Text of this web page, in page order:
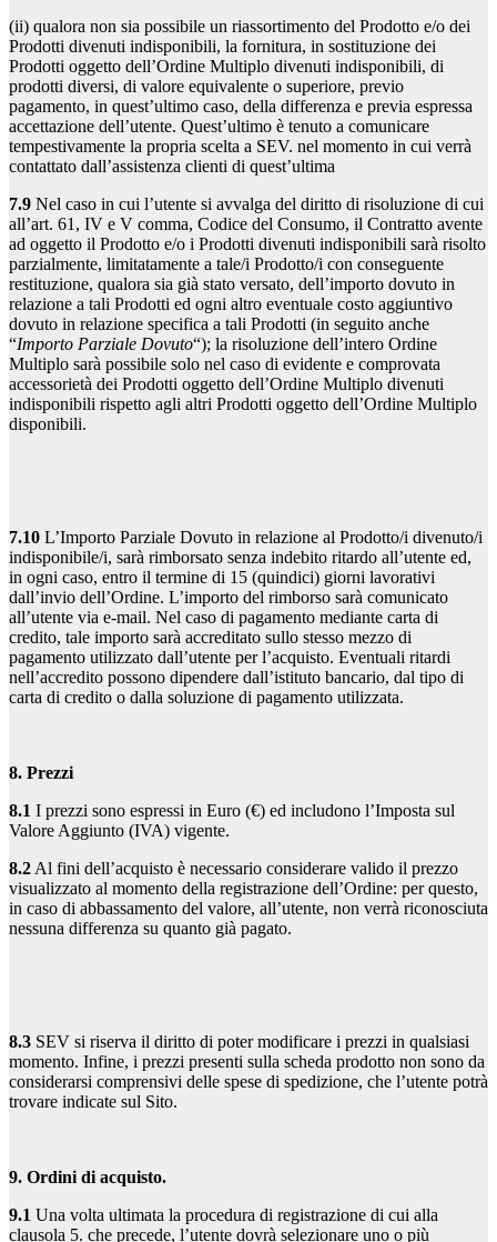
(ii) qualora non sia possibile un riassortimento del Prodotto e/o dei
Prodotti divenuti indisponibili, la fornitura, in sostituzione dei
Prodotti oggetto dell’Ordine Multiplo divenuti indisponibili, di
prodotti diversi, di valore equivalente o superiore, previo
pagamento, in quest’ultimo caso, della differenza e previa espressa
accettazione dell’utente. Quest’ultimo è tenuto a comunicare
tempestivamente la propria scelta a SEV. nel momento in cui verrà
contattato dall’assistenza clienti di quest’ultima
7.9 Nel caso in cui l’utente si avvalga del diritto di risoluzione di cui
all’art. 61, IV e V comma, Codice del Consumo, il Contratto avente
ad oggetto il Prodotto e/o i Prodotti divenuti indisponibili sarà risolto
parzialmente, limitatamente a tale/i Prodotto/i con conseguente
restituzione, qualora sia già stato versato, dell’importo dovuto in
relazione a tali Prodotti ed ogni altro eventuale costo aggiuntivo
dovuto in relazione specifica a tali Prodotti (in seguito anche
“Importo Parziale Dovuto“); la risoluzione dell’intero Ordine
Multiplo sarà possibile solo nel caso di evidente e comprovata
accessorietà dei Prodotti oggetto dell’Ordine Multiplo divenuti
indisponibili rispetto agli altri Prodotti oggetto dell’Ordine Multiplo
disponibili.
7.10 L’Importo Parziale Dovuto in relazione al Prodotto/i divenuto/i
indisponibile/i, sarà rimborsato senza indebito ritardo all’utente ed,
in ogni caso, entro il termine di 15 (quindici) giorni lavorativi
dall’invio dell’Ordine. L’importo del rimborso sarà comunicato
all’utente via e-mail. Nel caso di pagamento mediante carta di
credito, tale importo sarà accreditato sullo stesso mezzo di
pagamento utilizzato dall’utente per l’acquisto. Eventuali ritardi
nell’accredito possono dipendere dall’istituto bancario, dal tipo di
carta di credito o dalla soluzione di pagamento utilizzata.
8. Prezzi
8.1 I prezzi sono espressi in Euro (€) ed includono l’Imposta sul
Valore Aggiunto (IVA) vigente.
8.2Al fini dell’acquisto è necessario considerare valido il prezzo
visualizzato al momento della registrazione dell’Ordine: per questo,
in caso di abbassamento del valore, all’utente, non verrà riconosciuta
nessuna differenza su quanto già pagato.
8.3 SEV si riserva il diritto di poter modificare i prezzi in qualsiasi
momento. Infine, i prezzi presenti sulla scheda prodotto non sono da
considerarsi comprensivi delle spese di spedizione, che l’utente potrà
trovare indicate sul Sito.
9. Ordini di acquisto.
9.1 Una volta ultimata la procedura di registrazione di cui alla
clausola 5. che precede, l’utente dovrà selezionare uno o più